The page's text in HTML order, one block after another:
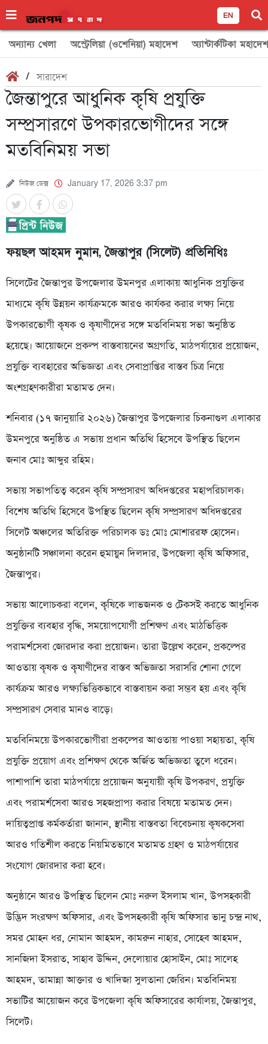
EN
অন্যান্য খেলা অস্ট্রেলিয়া (ওশেনিয়া) মহাদেশ অ্যান্টার্কটিকা মহাদেশ
/সারাদেশ
জৈন্তাপুরে আধুনিক কৃষি প্রযুক্তি
সম্প্রসারণে উপকারভোগীদের সঙ্গে
মতবিনিময় সভা
নিউজ ডেক্স January 17, 2026 3:37 pm
ফয়ছল আহমদ নুমান, জৈন্তাপুর (সিলেট) প্রতিনিধিঃ
সিলেটের জৈন্তাপুর উপজেলার উমনপুর এলাকায় আধুনিক প্রযুক্তির
মাধ্যমে কৃষি উন্নয়ন কার্যক্রমকে আরও কার্যকর করার লক্ষ্য নিয়ে
উপকারভোগী কৃষক ও কৃষাণীদের সঙ্গে মতবিনিময় সভা অনুষ্ঠিত
হয়েছে। আয়োজনে প্রকল্প বাস্তবায়নের অগ্রগতি, মাঠপর্যায়ের প্রয়োজন,
প্রযুক্তি ব্যবহারের অভিজ্ঞতা এবং সেবাপ্রাপ্তির বাস্তব চিত্র নিয়ে
অংশগ্রহণকারীরা মতামত দেন।
শনিবার (১৭ জানুয়ারি ২০২৬) জৈন্তাপুর উপজেলার চিকনাগুল এলাকার
উমনপুরে অনুষ্ঠিত এ সভায় প্রধান অতিথি হিসেবে উপস্থিত ছিলেন
জনাব মোঃ আব্দুর রহিম।
সভায় সভাপতিত্ব করেন কৃষি সম্প্রসারণ অধিদপ্তরের মহাপরিচালক।
বিশেষ অতিথি হিসেবে উপস্থিত ছিলেন কৃষি সম্প্রসারণ অধিদপ্তরের
সিলেট অঞ্চলের অতিরিক্ত পরিচালক ডঃ মোঃ মোশাররফ হোসেন।
অনুষ্ঠানটি সঞ্চালনা করেন হুমায়ুন দিলদার, উপজেলা কৃষি অফিসার,
জৈন্তাপুর।
সভায় আলোচকরা বলেন, কৃষিকে লাভজনক ও টেকসই করতে আধুনিক
প্রযুক্তির ব্যবহার বৃদ্ধি, সময়োপযোগী প্রশিক্ষণ এবং মাঠভিত্তিক
পরামর্শসেবা জোরদার করা প্রয়োজন। তারা উল্লেখ করেন, প্রকল্পের
আওতায় কৃষক ও কৃষাণীদের বাস্তব অভিজ্ঞতা সরাসরি শোনা গেলে
কার্যক্রম আরও লক্ষ্যভিত্তিকভাবে বাস্তবায়ন করা সম্ভব হয় এবং কৃষি
সম্প্রসারণ সেবার মানও বাড়ে।
মতবিনিময়ে উপকারভোগীরা প্রকল্পের আওতায় পাওয়া সহায়তা, কৃষি
প্রযুক্তি প্রয়োগ এবং প্রশিক্ষণ থেকে অর্জিত অভিজ্ঞতা তুলে ধরেন।
পাশাপাশি তারা মাঠপর্যায়ে প্রয়োজন অনুযায়ী কৃষি উপকরণ, প্রযুক্তি
এবং পরামর্শসেবা আরও সহজপ্রাপ্য করার বিষয়ে মতামত দেন।
দায়িত্বপ্রাপ্ত কর্মকর্তারা জানান, স্থানীয় বাস্তবতা বিবেচনায় কৃষকসেবা
আরও গতিশীল করতে নিয়মিতভাবে মতামত গ্রহণ ও মাঠপর্যায়ের
সংযোগ জোরদার করা হবে।
অনুষ্ঠানে আরও উপস্থিত ছিলেন মোঃ নরুল ইসলাম খান, উপসহকারী
উদ্ভিদ সংরক্ষণ অফিসার, এবং উপসহকারী কৃষি অফিসার ভানু চন্দ্র নাথ,
সমর মোহন ধর, নোমান আহমদ, কামরুন নাহার, সোহেব আহমদ,
সানজিদা ইসরাত, সাহাব উদ্দিন, দেলোয়ার হোসাইন, মোঃ সালেহ
আহমদ, তামান্না আক্তার ও খাদিজা সুলতানা জেরিন। মতবিনিময়
সভাটির আয়োজন করে উপজেলা কৃষি অফিসারের কার্যালয়, জৈন্তাপুর,
সিলেট।